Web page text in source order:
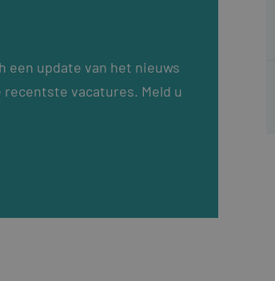
een update van het nieuws
vacatures. Meld u